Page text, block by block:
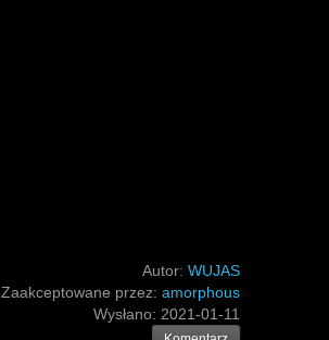
Autor: WUJAS
Zaakceptowane przez: amorphous
Wysłano: 2021-01-11